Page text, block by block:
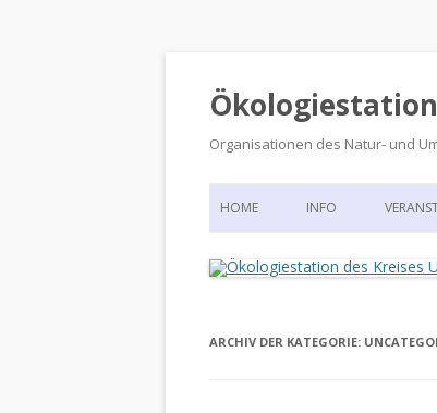
Organisationen des Natur- und
HOME INFO
ARCHIV DER KATEGORIE: